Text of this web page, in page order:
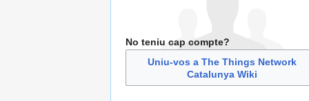
No teniu cap compte?
Uniu-vos a The Things Network
Catalunya Wiki